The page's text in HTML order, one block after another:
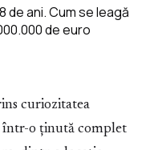
curiozitatea
într-o ținută complet